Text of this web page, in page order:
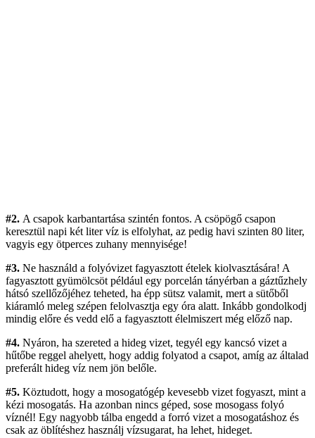
#2. A csapok karbantartása szintén fontos. A csöpögő csapon
keresztül napi két liter víz is elfolyhat, az pedig havi szinten 80 liter,
vagyis egy ötperces zuhany mennyisége!
#3. Ne használd a folyóvizet fagyasztott ételek kiolvasztására! A
fagyasztott gyümölcsöt például egy porcelán tányérban a gáztűzhely
hátsó szellőzőjéhez teheted, ha épp sütsz valamit, mert a sütőből
kiáramló meleg szépen felolvasztja egy óra alatt. Inkább gondolkodj
mindig előre és vedd elő a fagyasztott élelmiszert még előző nap.
#4. Nyáron, ha szereted a hideg vizet, tegyél egy kancsó vizet a
hűtőbe reggel ahelyett, hogy addig folyatod a csapot, amíg az általad
preferált hideg víz nem jön belőle.
#5. Köztudott, hogy a mosogatógép kevesebb vizet fogyaszt, mint a
kézi mosogatás. Ha azonban nincs géped, sose mosogass folyó
víznél! Egy nagyobb tálba engedd a forró vizet a mosogatáshoz és
csak az öblítéshez használj vízsugarat, ha lehet, hideget.